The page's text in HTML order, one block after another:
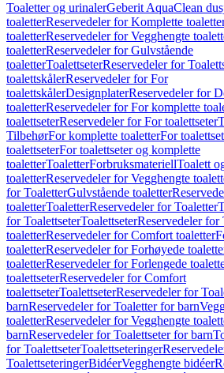
Toaletter og urinalerGeberit AquaClean
toaletterReservedeler for Komplette
toaletterReservedeler for Vegghengte
toaletterReservedeler for Gulvstående
toaletterToalettseterReservedeler for
toalettskålerReservedeler for For
toalettskålerDesignplaterReservedeler for
toaletterReservedeler for For komplette
toalettseterReservedeler for For toalettseter
TilbehørFor komplette toaletterFor
toalettseterFor toalettseter og komplette
toaletterToaletterForbruksmateriellToalett
toaletterReservedeler for Vegghengte
for ToaletterGulvstående toaletter
toaletterToaletterReservedeler for Toaletter
for ToalettseterToalettseterReservedeler for
toaletterReservedeler for Comfort toaletter
toaletterReservedeler for Forhøyede
toaletterReservedeler for Forlengede
toalettseterReservedeler for Comfort
toalettseterToalettseterReservedeler for
barnReservedeler for Toaletter for barn
toaletterReservedeler for Vegghengte
barnReservedeler for Toalettseter for barn
for ToalettseterToalettseteringer
ToalettseteringerBidéerVegghengte bidéer